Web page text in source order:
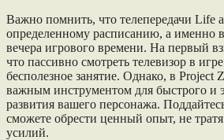
Важно помнить, что телепередачи Life
определенному расписанию, а именно
вечера игрового времени. На первый
что пассивно смотреть телевизор в
бесполезное занятие. Однако, в Project
важным инструментом для быстрого и
развития вашего персонажа.
сможете обрести ценный опыт, не
усилий.